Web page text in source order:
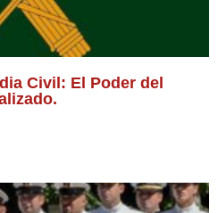
Civil: El Poder del